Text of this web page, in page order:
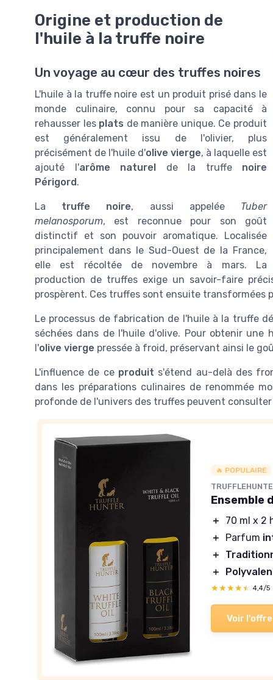
Origine et production de
l'huile à la truffe noire
Un voyage au cœur des truffes noires
L'huile à la truffe noire est un produit prisé dans le
monde culinaire, connu pour sa capacité à
rehausser les plats de manière unique. Ce produit
est généralement issu de l'olivier, plus
précisément de l'huile d'olive vierge, à laquelle est
ajouté l'arôme naturel de la truffe noire
Périgord.
La truffe noire, aussi appelée Tuber
melanosporum, est reconnue pour son goût
distinctif et son pouvoir aromatique. Localisée
principalement dans le Sud-Ouest de la France,
elle est récoltée de novembre à mars. La
production de truffes exige un savoir-faire
prospèrent. Ces truffes sont ensuite transformées
Le processus de fabrication de l'huile à la truffe
séchées dans de l'huile d'olive. Pour obtenir
l'olive vierge pressée à froid, préservant ainsi le
L'influence de ce produit s'étend au-delà des
dans les préparations culinaires de renommée
profonde de l'univers des truffes peuvent consulter
🔥 POPULAIRE
Ensemble
＋
70 ml x 2
＋
Parfum
＋
＋
★★★★★
★★★★★ 4,4/5
Voir l'offre